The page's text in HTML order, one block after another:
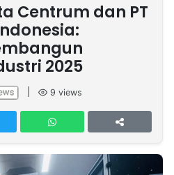
Centrum dan PT
2025
9 views